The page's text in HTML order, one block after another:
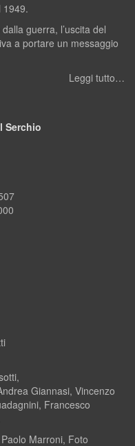
1949.
guerra, l’uscita del
a portare un messaggio
Leggi tutto…
Serchio
Giannasi, Vincenzo
Francesco
Marroni, Foto